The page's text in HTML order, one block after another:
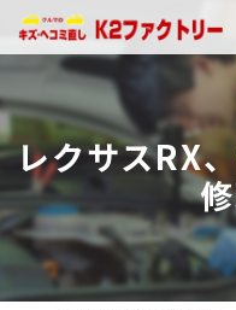
レクサスRX